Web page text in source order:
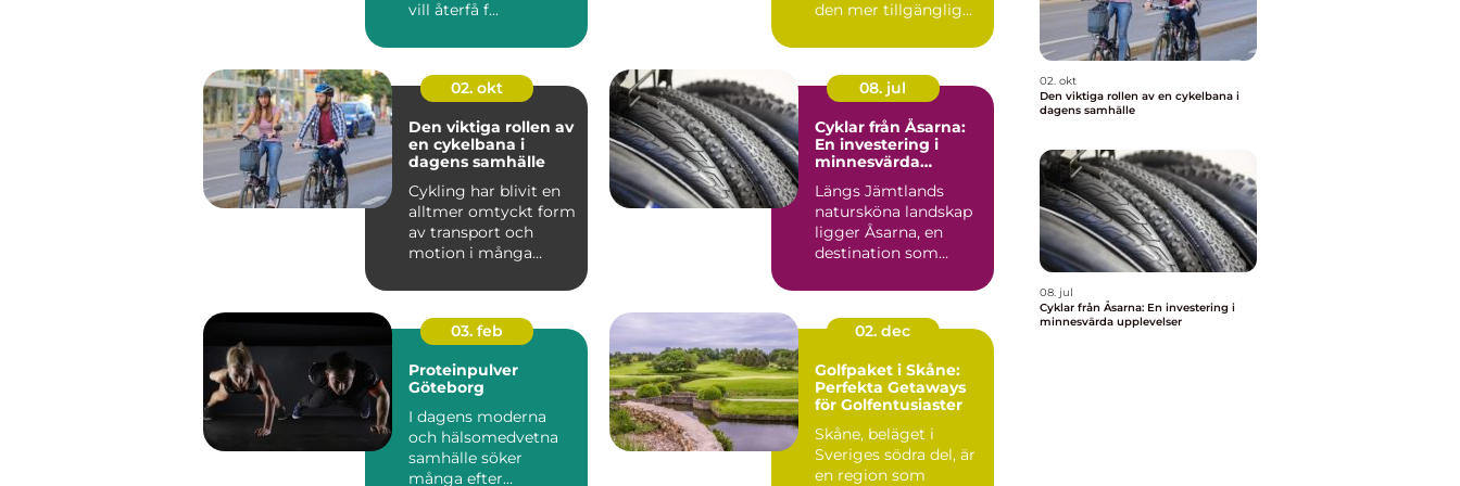
vill återfå f...
den mer tillgänglig
02. okt
Den viktiga rollen av
en cykelbana i
dagens samhälle
Cykling har blivit en
alltmer omtyckt form
av transport och
motion i många
08. jul
Cyklar från Åsarna:
En investering i
minnesvärda
Längs Jämtlands
natursköna landskap
ligger Åsarna, en
destination som
03. feb
Proteinpulver
Göteborg
I dagens moderna
och hälsomedvetna
samhälle söker
många efter
02. dec
Golfpaket i Skåne:
Perfekta Getaways
för Golfentusiaster
Skåne, beläget i
Sveriges södra del, är
en region som
02. okt
Den viktiga rollen av en cykelbana i
dagens samhälle
08. jul
Cyklar från Åsarna: En investering i
minnesvärda upplevelser